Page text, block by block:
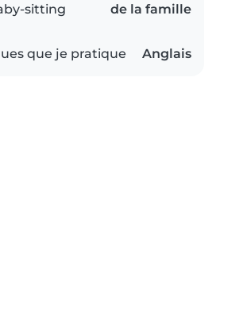
sitting
de la famille
que je pratique Anglais